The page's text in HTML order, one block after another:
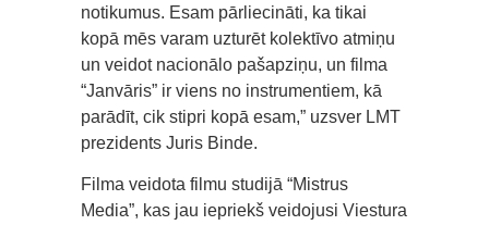
notikumus. Esam pārliecināti, ka tikai
kopā mēs varam uzturēt kolektīvo atmiņu
un veidot nacionālo pašapziņu, un filma
“Janvāris” ir viens no instrumentiem, kā
parādīt, cik stipri kopā esam,” uzsver LMT
prezidents Juris Binde.
Filma veidota filmu studijā “Mistrus
Media”, kas jau iepriekš veidojusi Viestura